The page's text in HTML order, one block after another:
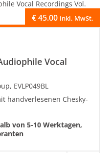
Vocal
€45.00 inkl. MwSt.
EVLP049BL
handverlesenen Chesky-
von 5-10 Werktagen,